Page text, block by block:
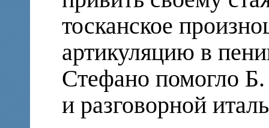
тосканское
артикуляцию в
Стефано помогло
и разговорной